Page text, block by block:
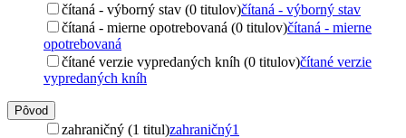
čítaná - výborný stav (0 titulov)čítaná - výborný stav
čítaná - mierne opotrebovaná (0 titulov)čítaná - mierne
opotrebovaná
čítané verzie vypredaných kníh (0 titulov)čítané verzie
vypredaných kníh
Pôvod
zahraničný (1 titul)zahraničný1